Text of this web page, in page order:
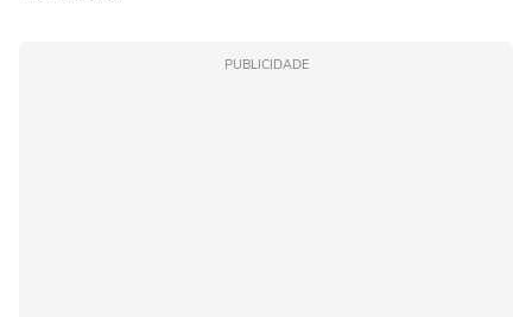
PUBLICIDADE